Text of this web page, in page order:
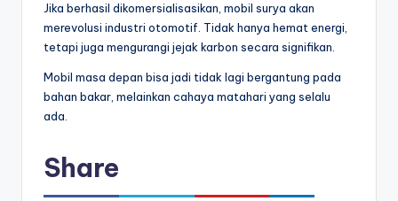
Jika berhasil dikomersialisasikan, mobil surya akan
merevolusi industri otomotif. Tidak hanya hemat energi,
tetapi juga mengurangi jejak karbon secara signifikan.
Mobil masa depan bisa jadi tidak lagi bergantung pada
bahan bakar, melainkan cahaya matahari yang selalu
ada.
Share